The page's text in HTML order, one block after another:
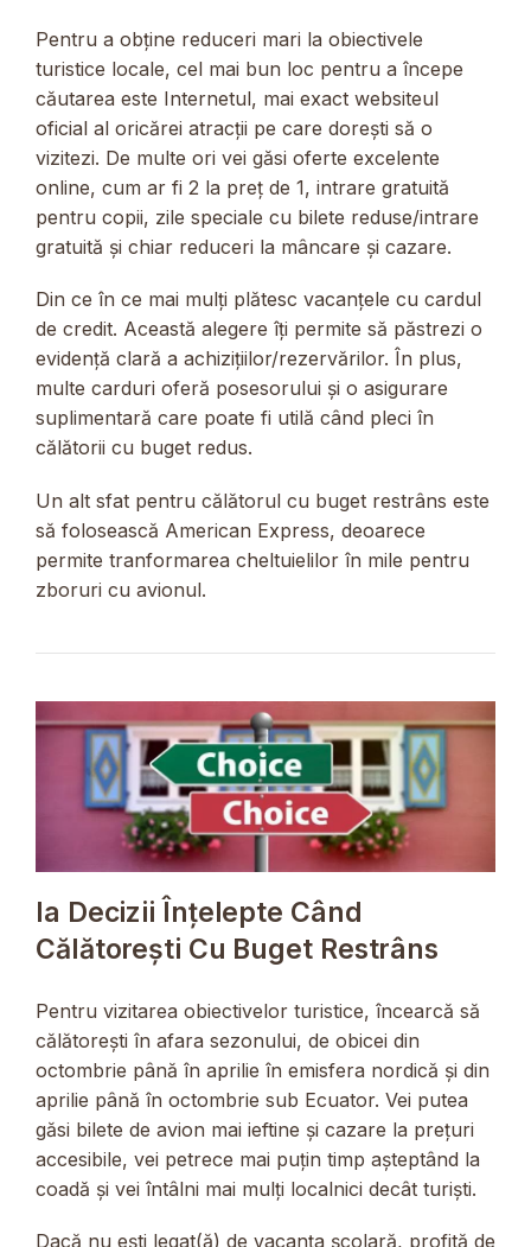
Pentru a obține reduceri mari la obiectivele
turistice locale, cel mai bun loc pentru a începe
căutarea este Internetul, mai exact websiteul
oficial al oricărei atracții pe care dorești să o
vizitezi. De multe ori vei găsi oferte excelente
online, cum ar fi 2 la preț de 1, intrare gratuită
pentru copii, zile speciale cu bilete reduse/intrare
gratuită și chiar reduceri la mâncare și cazare.
Din ce în ce mai mulți plătesc vacanțele cu cardul
de credit. Această alegere îți permite să păstrezi o
evidență clară a achizițiilor/rezervărilor. În plus,
multe carduri oferă posesorului și o asigurare
suplimentară care poate fi utilă când pleci în
călătorii cu buget redus.
Un alt sfat pentru călătorul cu buget restrâns este
să folosească American Express, deoarece
permite tranformarea cheltuielilor în mile pentru
zboruri cu avionul.
Ia Decizii Înțelepte Când
Călătorești Cu Buget Restrâns
Pentru vizitarea obiectivelor turistice, încearcă să
călătorești în afara sezonului, de obicei din
octombrie până în aprilie în emisfera nordică și din
aprilie până în octombrie sub Ecuator. Vei putea
găsi bilete de avion mai ieftine și cazare la prețuri
accesibile, vei petrece mai puțin timp așteptând la
coadă și vei întâlni mai mulți localnici decât turiști.
Dacă nu ești legat(ă) de vacanța școlară, profită de